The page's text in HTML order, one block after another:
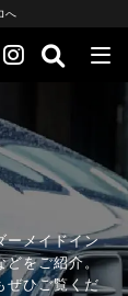
へ
ーメイドイン
どをご紹介。
ぜひご覧くだ